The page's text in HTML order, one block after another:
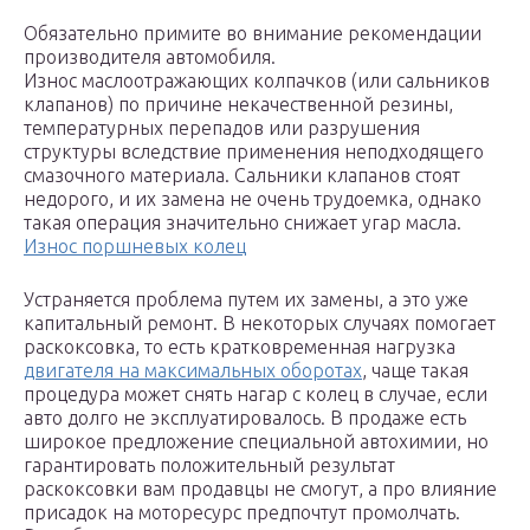
Обязательно примите во внимание рекомендации
производителя автомобиля.
Износ маслоотражающих колпачков (или сальников
клапанов) по причине некачественной резины,
температурных перепадов или разрушения
структуры вследствие применения неподходящего
смазочного материала. Сальники клапанов стоят
недорого, и их замена не очень трудоемка, однако
такая операция значительно снижает угар масла.
Износ поршневых колец
Устраняется проблема путем их замены, а это уже
капитальный ремонт. В некоторых случаях помогает
раскоксовка, то есть кратковременная нагрузка
двигателя на максимальных оборотах, чаще такая
процедура может снять нагар с колец в случае, если
авто долго не эксплуатировалось. В продаже есть
широкое предложение специальной автохимии, но
гарантировать положительный результат
раскоксовки вам продавцы не смогут, а про влияние
присадок на моторесурс предпочтут промолчать.